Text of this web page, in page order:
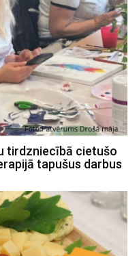
tirdzniecībā cietušo
tapušus darbus